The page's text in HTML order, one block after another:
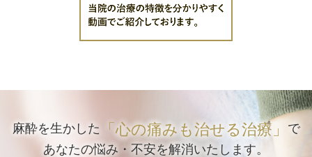
麻酔を生かした 「心の痛みも治せる治療」
で
あなたの悩み・不安を解消いたします。